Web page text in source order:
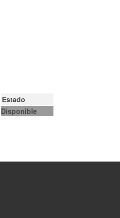
Estado
Disponible